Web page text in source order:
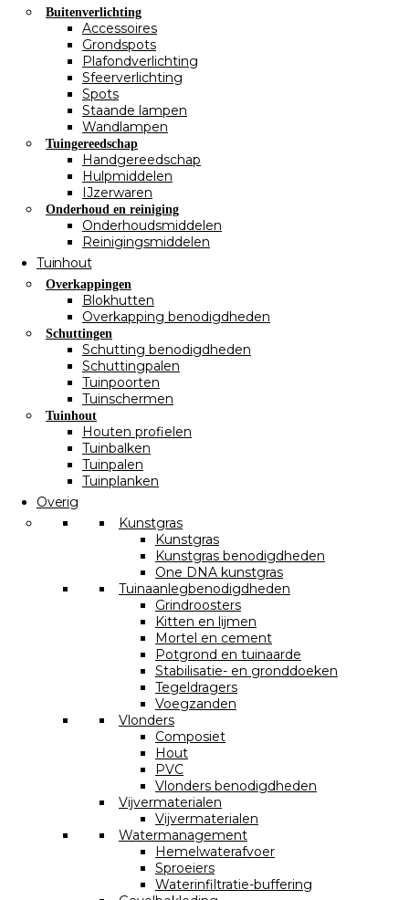
Buitenverlichting
Accessoires
Grondspots
Plafondverlichting
Sfeerverlichting
Spots
Staande lampen
Wandlampen
Tuingereedschap
Handgereedschap
Hulpmiddelen
IJzerwaren
Onderhoud en reiniging
Onderhoudsmiddelen
Reinigingsmiddelen
Tuinhout
Overkappingen
Blokhutten
Overkapping benodigdheden
Schuttingen
Schutting benodigdheden
Schuttingpalen
Tuinpoorten
Tuinschermen
Tuinhout
Houten profielen
Tuinbalken
Tuinpalen
Tuinplanken
Overig
Kunstgras
Kunstgras
Kunstgras benodigdheden
One DNA kunstgras
Tuinaanlegbenodigdheden
Grindroosters
Kitten en lijmen
Mortel en cement
Potgrond en tuinaarde
Stabilisatie- en gronddoeken
Tegeldragers
Voegzanden
Vlonders
Composiet
Hout
PVC
Vlonders benodigdheden
Vijvermaterialen
Vijvermaterialen
Watermanagement
Hemelwaterafvoer
Sproeiers
Waterinfiltratie-buffering